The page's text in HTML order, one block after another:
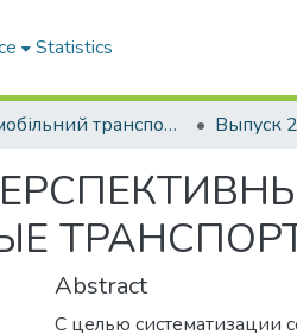
Statistics
Автомобільний транспорт / Автомобильный транспорт Выпуск
Abstract
С целью систематизации